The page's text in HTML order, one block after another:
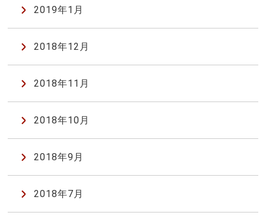
2019年1月
2018年12月
2018年11月
2018年10月
2018年9月
2018年7月